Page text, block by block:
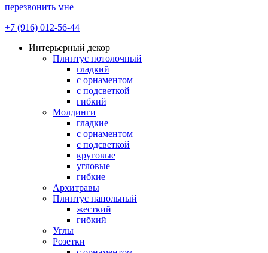
перезвонить мне
+7 (916) 012-56-44
Интерьерный декор
Плинтус потолочный
гладкий
с орнаментом
с подсветкой
гибкий
Молдинги
гладкие
с орнаментом
с подсветкой
круговые
угловые
гибкие
Архитравы
Плинтус напольный
жесткий
гибкий
Углы
Розетки